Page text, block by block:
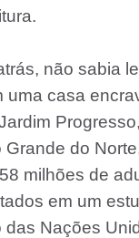
não sabia
uma casa
Grande do
milhões de
em um
das Nações